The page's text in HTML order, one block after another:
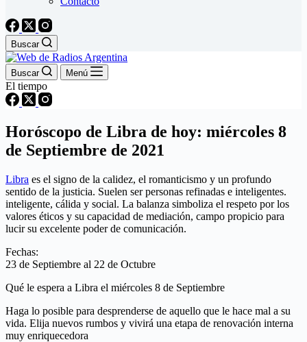
Buscar
Buscar Menú
El tiempo
Horóscopo de Libra de hoy: miércoles 8
de Septiembre de 2021
Libra es el signo de la calidez, el romanticismo y un profundo
sentido de la justicia. Suelen ser personas refinadas e inteligentes.
inteligente, cálida y social. La balanza simboliza el respeto por los
valores éticos y su capacidad de mediación, campo propicio para
lucir su excelente poder de comunicación.
Fechas:
23 de Septiembre al 22 de Octubre
Qué le espera a Libra el miércoles 8 de Septiembre
Haga lo posible para desprenderse de aquello que le hace mal a su
vida. Elija nuevos rumbos y vivirá una etapa de renovación interna
muy enriquecedora